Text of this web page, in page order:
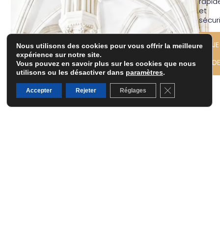
et
Nous utilisons des cookies pour vous offrir la meilleure
expérience sur notre site.
Vous pouvez en savoir plus sur les cookies que nous
utilisons ou les désactiver dans paramètres.
Accepter Rejeter Réglages Fermer la